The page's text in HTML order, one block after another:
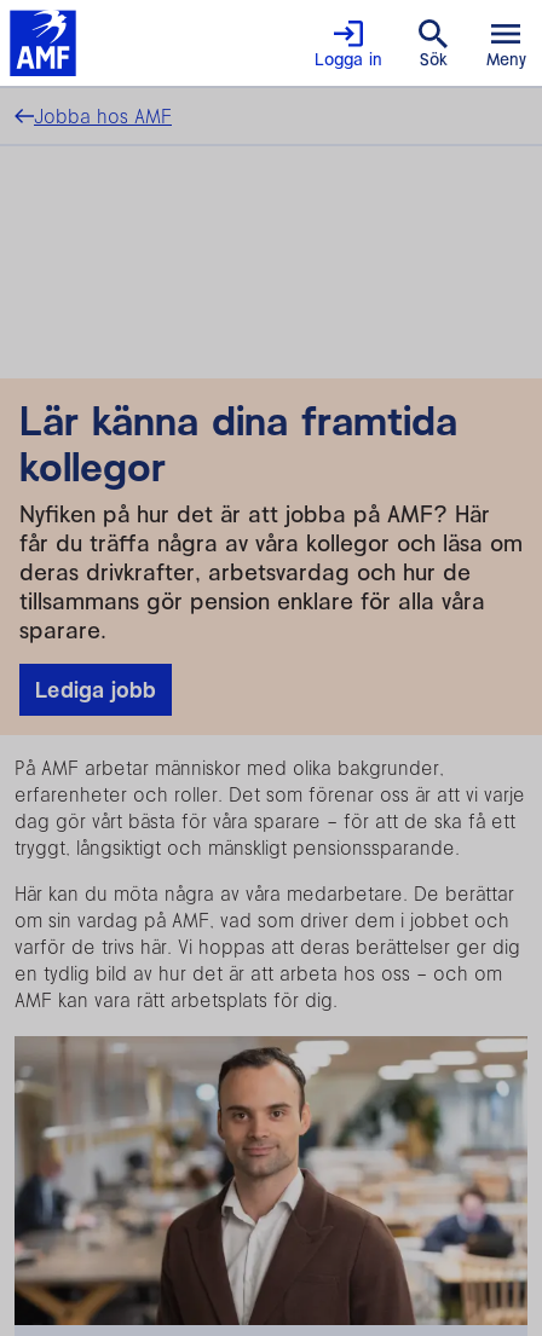
Logga in Sök Meny
Jobba hos AMF
Lär känna dina framtida
kollegor
Nyfiken på hur det är att jobba på AMF? Här
får du träffa några av våra kollegor och läsa om
deras drivkrafter, arbetsvardag och hur de
tillsammans gör pension enklare för alla våra
sparare.
Lediga jobb
På AMF arbetar människor med olika bakgrunder,
erfarenheter och roller. Det som förenar oss är att vi varje
dag gör vårt bästa för våra sparare – för att de ska få ett
tryggt, långsiktigt och mänskligt pensionssparande.
Här kan du möta några av våra medarbetare. De berättar
om sin vardag på AMF, vad som driver dem i jobbet och
varför de trivs här. Vi hoppas att deras berättelser ger dig
en tydlig bild av hur det är att arbeta hos oss – och om
AMF kan vara rätt arbetsplats för dig.